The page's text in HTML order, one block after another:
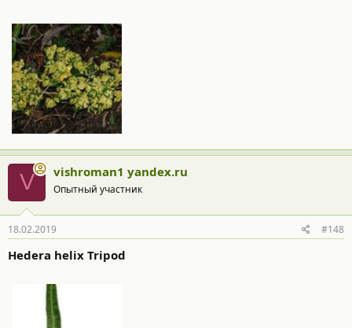
V vishroman1 yandex.ru
Опытный участник
18.02.2019 #148
Hedera helix Tripod